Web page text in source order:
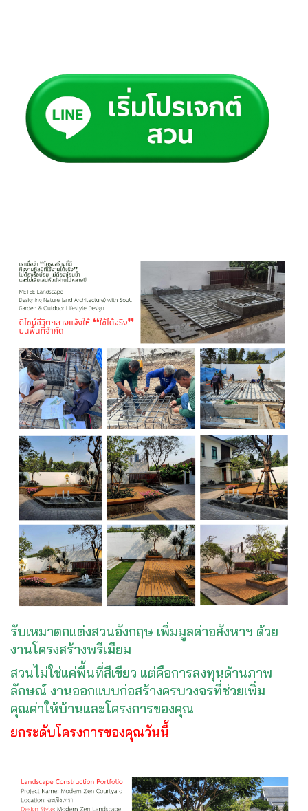
รับเหมาตกแต่งสวนอังกฤษ เพิ่มมูลค่าอสังหาฯ ด้วย
งานโครงสร้างพรีเมียม
สวนไม่ใช่แค่พื้นที่สีเขียว แต่คือการลงทุนด้านภาพ
ลักษณ์ งานออกแบบก่อสร้างครบวงจรที่ช่วยเพิ่ม
คุณค่าให้บ้านและโครงการของคุณ
ยกระดับโครงการของคุณวันนี้